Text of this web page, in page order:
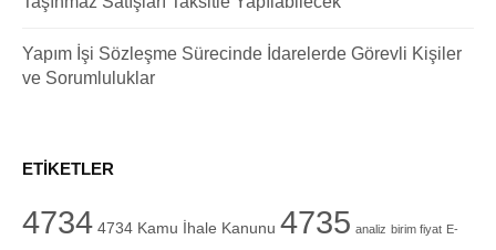
Yapım İşi Sözleşme Sürecinde İdarelerde Görevli Kişiler
ve Sorumluluklar
ETIKETLER
4734 4734 Kamu İhale Kanunu 4735 analiz birim fiyat E-